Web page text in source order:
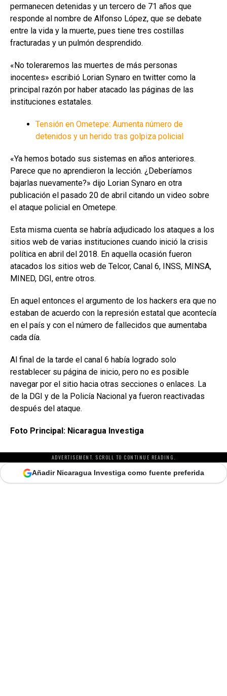
permanecen detenidas y un tercero de 71 años que
responde al nombre de Alfonso López, que se debate
entre la vida y la muerte, pues tiene tres costillas
fracturadas y un pulmón desprendido.
«No toleraremos las muertes de más personas
inocentes» escribió Lorian Synaro en twitter como la
principal razón por haber atacado las páginas de las
instituciones estatales.
Tensión en Ometepe: Aumenta número de
detenidos y un herido tras golpiza policial
«Ya hemos botado sus sistemas en años anteriores.
Parece que no aprendieron la lección. ¿Deberíamos
bajarlas nuevamente?» dijo Lorian Synaro en otra
publicación el pasado 20 de abril citando un video sobre
el ataque policial en Ometepe.
Esta misma cuenta se habría adjudicado los ataques a los
sitios web de varias instituciones cuando inició la crisis
política en abril del 2018. En aquella ocasión fueron
atacados los sitios web de Telcor, Canal 6, INSS, MINSA,
MINED, DGI, entre otros.
En aquel entonces el argumento de los hackers era que no
estaban de acuerdo con la represión estatal que acontecía
en el país y con el número de fallecidos que aumentaba
cada día.
Al final de la tarde el canal 6 había logrado solo
restablecer su página de inicio, pero no es posible
navegar por el sitio hacia otras secciones o enlaces. La
de la DGI y de la Policía Nacional ya fueron reactivadas
después del ataque.
Foto Principal: Nicaragua Investiga
ADVERTISEMENT. SCROLL TO CONTINUE READING.
Añadir Nicaragua Investiga como fuente preferida